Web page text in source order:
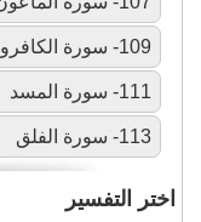
109- سورة الكافرون
111- سورة المسد
113- سورة الفلق
اختر التفسير